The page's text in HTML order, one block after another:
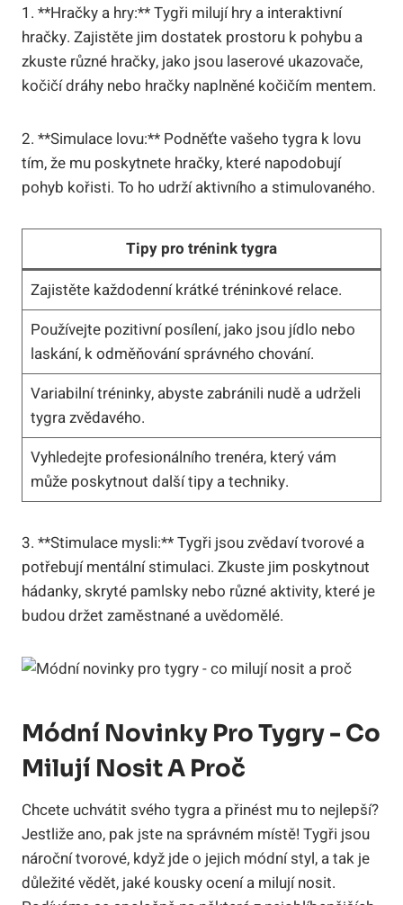
1. **Hračky a hry:** Tygři milují hry a interaktivní⁣
hračky. ⁣Zajistěte jim dostatek prostoru k ⁢pohybu‌ a
zkuste různé hračky, jako jsou laserové ukazovače,‌
kočičí ⁤dráhy nebo hračky ‍naplněné kočičím mentem.
2. ‍**Simulace lovu:** Podněťte vašeho tygra k ‍lovu
tím, že mu poskytnete hračky, které napodobují​
pohyb kořisti.‌ To ho udrží⁤ aktivního a‍ stimulovaného.
Tipy pro⁢ trénink tygra
Zajistěte každodenní krátké tréninkové relace.
Používejte pozitivní posílení, jako jsou⁤ jídlo nebo
laskání, k odměňování⁢ správného‍ chování.
Variabilní ⁤tréninky, abyste zabránili nudě a udrželi
tygra‍ zvědavého.
Vyhledejte profesionálního ‍trenéra, který vám
může poskytnout další tipy a ‍techniky.
3. **Stimulace ‍mysli:** ⁣Tygři jsou ⁣zvědaví⁢ tvorové a⁣
potřebují ⁣mentální stimulaci. Zkuste ⁣jim poskytnout
hádanky,​ skryté pamlsky nebo ​různé ‌aktivity, které je
budou‌ držet zaměstnané a uvědomělé.
Módní Novinky Pro⁢ Tygry ​-‌ Co
Milují Nosit A⁢ Proč
Chcete uchvátit⁣ svého tygra a ⁣přinést mu‌ to nejlepší?‍
Jestliže‍ ano, pak jste na správném‌ místě! ⁤Tygři‌ jsou
nároční⁢ tvorové, ⁤když jde o jejich módní styl, ⁣a tak je
důležité vědět,‌ jaké kousky ocení a ‌milují nosit.